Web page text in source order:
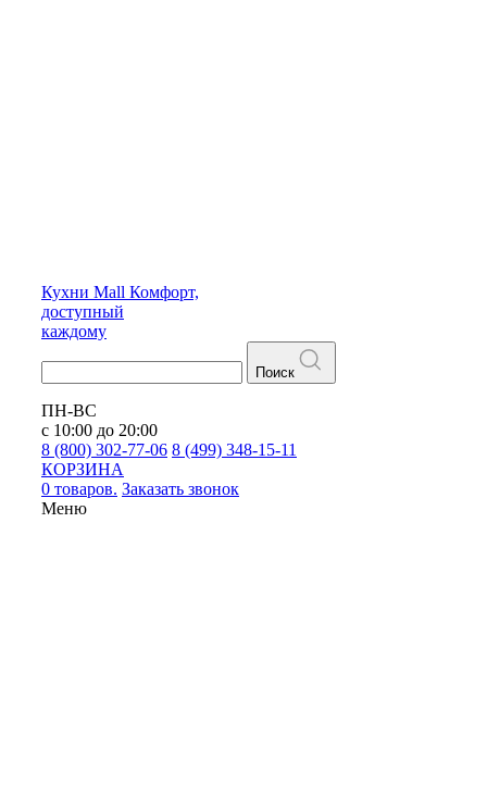
Кухни Mall Комфорт,
доступный
каждому
Поиск
ПН-ВС
с 10:00 до 20:00
8 (800) 302-77-06 8 (499) 348-15-11
КОРЗИНА
0 товаров. Заказать звонок
Меню